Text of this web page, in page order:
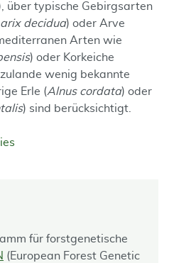
über typische Gebirgsarten
decidua) oder Arve
Arten wie
) oder Korkeiche
wenig bekannte
Erle (Alnus cordata) oder
) sind berücksichtigt.
für forstgenetische
(European Forest Genetic